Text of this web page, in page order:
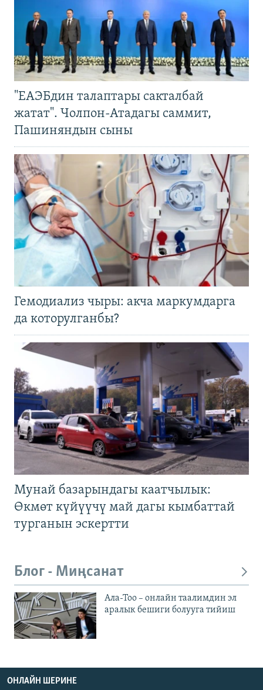
"ЕАЭБдин талаптары сакталбай
жатат". Чолпон-Атадагы саммит,
Пашиняндын сыны
Гемодиализ чыры: акча маркумдарга
да которулганбы?
Мунай базарындагы каатчылык:
Өкмөт күйүүчү май дагы кымбаттай
турганын эскертти
Блог - Миңсанат
Ала-Тоо – онлайн таалимдин эл
аралык бешиги болууга тийиш
ОНЛАЙН ШЕРИНЕ